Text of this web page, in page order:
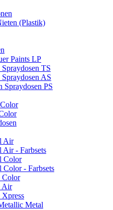
(Plastik)
Paints LP
TS
AS
Spraydosen PS
Air
Air - Farbsets
Color
- Farbsets
Color
Air
Metal